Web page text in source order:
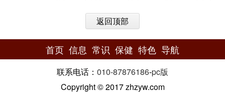
返回顶部
首页 信息 常识 保健 特色 导航
联系电话： 010-87876186-pc版
Copyright © 2017 zhzyw.com